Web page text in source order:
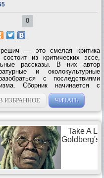
0
— это смелая критика
из критических эссе,
рассказы. В них автор
и околокультурные
с последствиями
Сборник начинается с
дела, от которой Угрешич
ИЗБРАННОЕ ЧИТАТЬ